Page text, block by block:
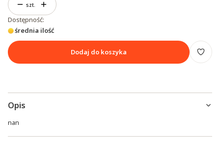
szt.
Dostępność:
średnia ilość
Dodaj do koszyka
Opis
nan